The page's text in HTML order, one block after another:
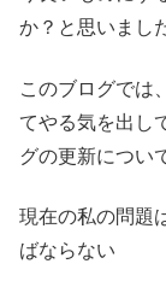
か？と思いまし
このブログでは
てやる気を出し
グの更新につい
現在の私の問題
ばならない